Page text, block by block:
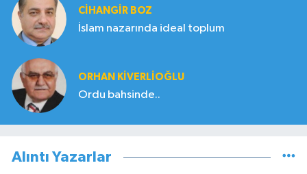
CIHANGIR BOZ
İslam nazarında ideal toplum
ORHAN KIVERLIOĞLU
Ordu bahsinde..
Alıntı Yazarlar